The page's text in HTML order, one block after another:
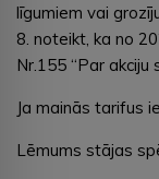
līgumiem vai
8. noteikt, ka no
Nr.155 “Par
Ja mainās tarifus
Lēmums stājas